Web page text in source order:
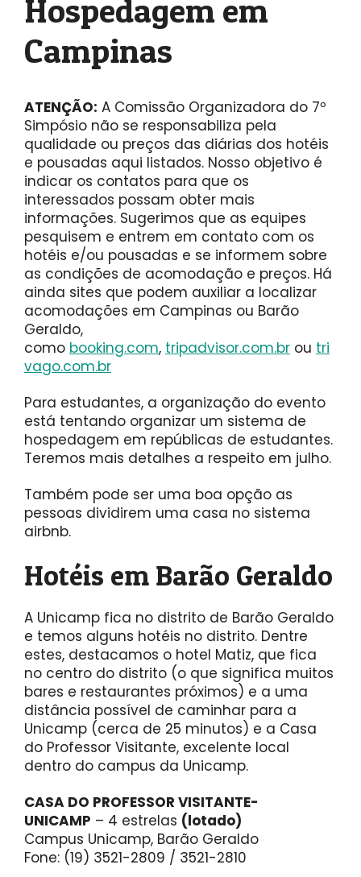
Hospedagem em
Campinas
ATENÇÃO: A Comissão Organizadora do 7º
Simpósio não se responsabiliza pela
qualidade ou preços das diárias dos hotéis
e pousadas aqui listados. Nosso objetivo é
indicar os contatos para que os
interessados possam obter mais
informações. Sugerimos que as equipes
pesquisem e entrem em contato com os
hotéis e/ou pousadas e se informem sobre
as condições de acomodação e preços. Há
ainda sites que podem auxiliar a localizar
acomodações em Campinas ou Barão
Geraldo,
como booking.com, tripadvisor.com.br ou tri
vago.com.br
Para estudantes, a organização do evento
está tentando organizar um sistema de
hospedagem em repúblicas de estudantes.
Teremos mais detalhes a respeito em julho.
Também pode ser uma boa opção as
pessoas dividirem uma casa no sistema
airbnb.
Hotéis em Barão Geraldo
A Unicamp fica no distrito de Barão Geraldo
e temos alguns hotéis no distrito. Dentre
estes, destacamos o hotel Matiz, que fica
no centro do distrito (o que significa muitos
bares e restaurantes próximos) e a uma
distância possível de caminhar para a
Unicamp (cerca de 25 minutos) e a Casa
do Professor Visitante, excelente local
dentro do campus da Unicamp.
CASA DO PROFESSOR VISITANTE-
UNICAMP – 4 estrelas (lotado)
Campus Unicamp, Barão Geraldo
Fone: (19) 3521-2809 / 3521-2810